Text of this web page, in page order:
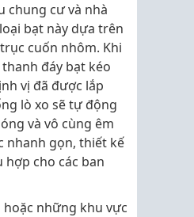
chung cư và nhà
bạt này dựa trên
cuốn nhôm. Khi
đáy bạt kéo
vị đã được lắp
lò xo sẽ tự động
và vô cùng êm
nhanh gọn, thiết kế
cho các ban
những khu vực